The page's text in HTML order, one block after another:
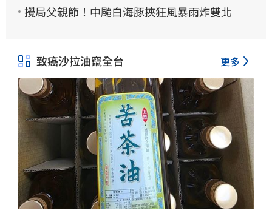
攪局父親節！中颱白海豚挾狂風暴雨炸雙北
致癌沙拉油竄全台 更多